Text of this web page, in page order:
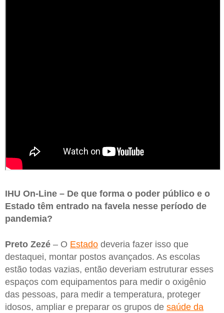
IHU On-Line – De que forma o poder público e o
Estado têm entrado na favela nesse período de
pandemia?
Preto Zezé – O Estado deveria fazer isso que
destaquei, montar postos avançados. As escolas
estão todas vazias, então deveriam estruturar esses
espaços com equipamentos para medir o oxigênio
das pessoas, para medir a temperatura, proteger
idosos, ampliar e preparar os grupos de saúde da